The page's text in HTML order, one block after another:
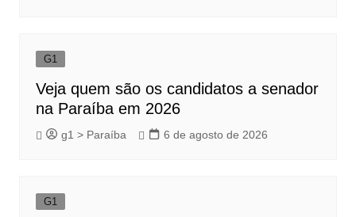
G1
Veja quem são os candidatos a senador
na Paraíba em 2026
g1 > Paraíba 6 de agosto de 2026
G1